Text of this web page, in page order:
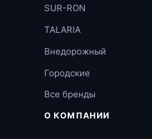
SUR-RON
TALARIA
Внедорожный
Городские
Все бренды
О КОМПАНИИ